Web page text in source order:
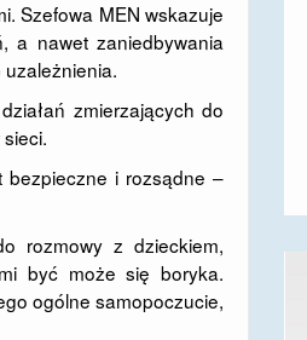
Szefowa MEN wskazuje
a nawet zaniedbywania
zmierzających do
bezpieczne i rozsądne –
rozmowy z dzieckiem,
być może się boryka.
ogólne samopoczucie,